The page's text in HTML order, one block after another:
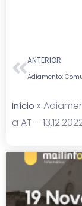
ANTERIOR
Início »
a AT –